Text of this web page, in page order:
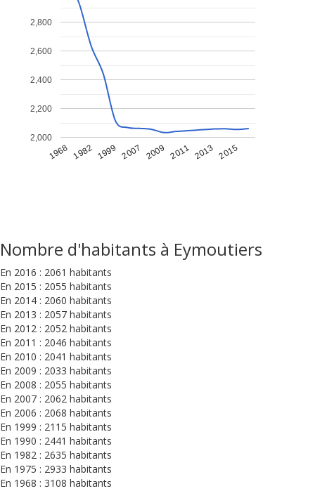
1968 1982 1999 2007 2009 2011 2013 2015
2,000
2,200
2,400
2,600
2,800
Nombre d'habitants à Eymoutiers
En 2016 : 2061 habitants
En 2015 : 2055 habitants
En 2014 : 2060 habitants
En 2013 : 2057 habitants
En 2012 : 2052 habitants
En 2011 : 2046 habitants
En 2010 : 2041 habitants
En 2009 : 2033 habitants
En 2008 : 2055 habitants
En 2007 : 2062 habitants
En 2006 : 2068 habitants
En 1999 : 2115 habitants
En 1990 : 2441 habitants
En 1982 : 2635 habitants
En 1975 : 2933 habitants
En 1968 : 3108 habitants